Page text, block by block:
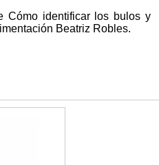
Cómo identificar los bulos y
Beatriz Robles.